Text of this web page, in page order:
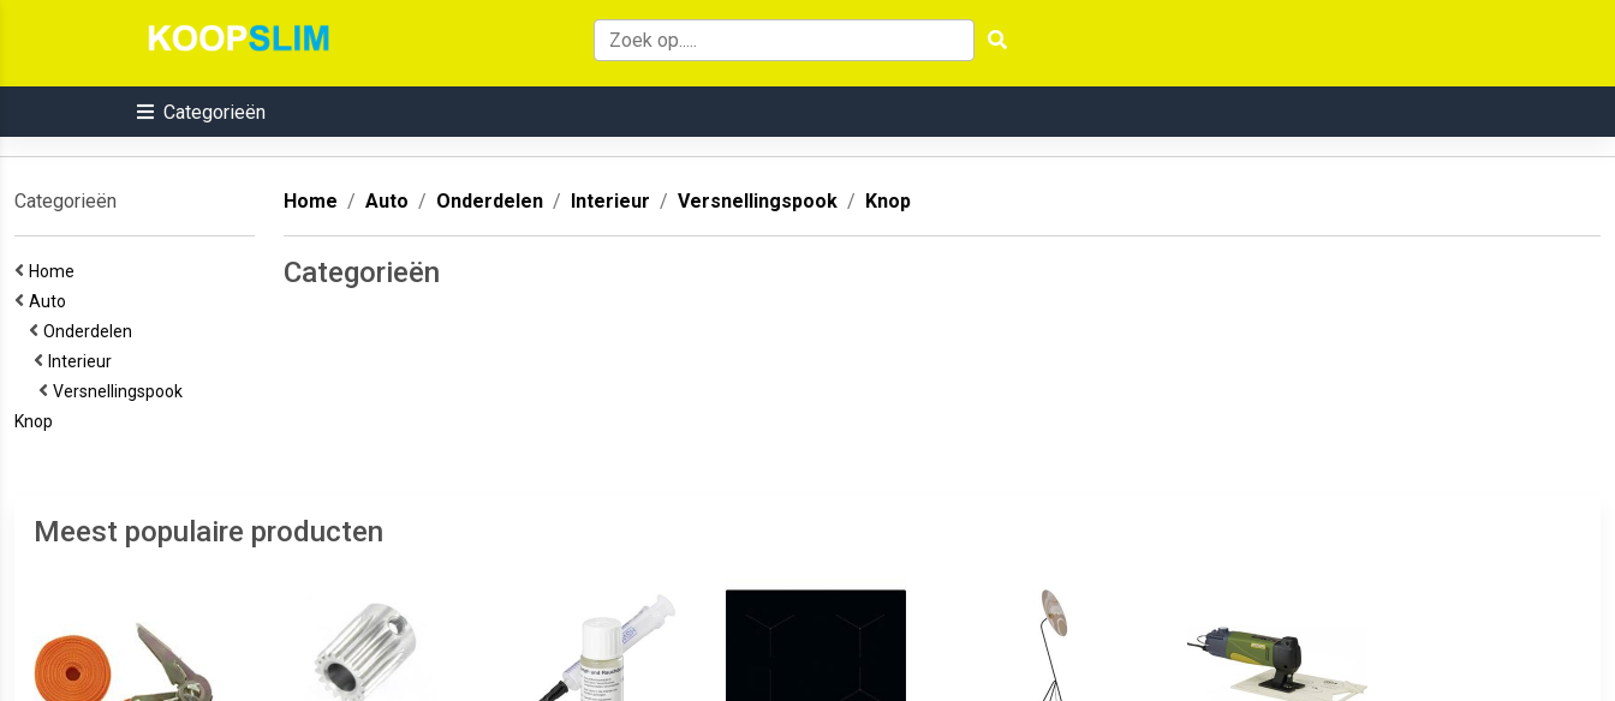
Categorieën
Categorieën
Home
Auto
Onderdelen
Interieur
Versnellingspook
Knop
Home Auto Onderdelen Interieur Versnellingspook Knop
Categorieën
Meest populaire producten